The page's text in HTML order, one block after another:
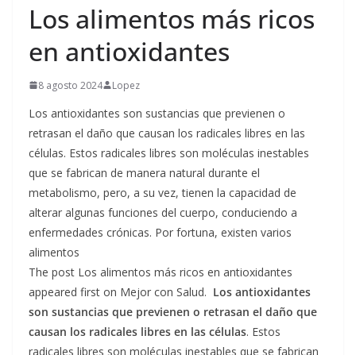
Los alimentos más ricos
en antioxidantes
8 agosto 2024 Lopez
Los antioxidantes son sustancias que previenen o
retrasan el daño que causan los radicales libres en las
células. Estos radicales libres son moléculas inestables
que se fabrican de manera natural durante el
metabolismo, pero, a su vez, tienen la capacidad de
alterar algunas funciones del cuerpo, conduciendo a
enfermedades crónicas. Por fortuna, existen varios
alimentos
The post Los alimentos más ricos en antioxidantes
appeared first on Mejor con Salud. Los antioxidantes
son sustancias que previenen o retrasan el daño que
causan los radicales libres en las células. Estos
radicales libres son moléculas inestables que se fabrican